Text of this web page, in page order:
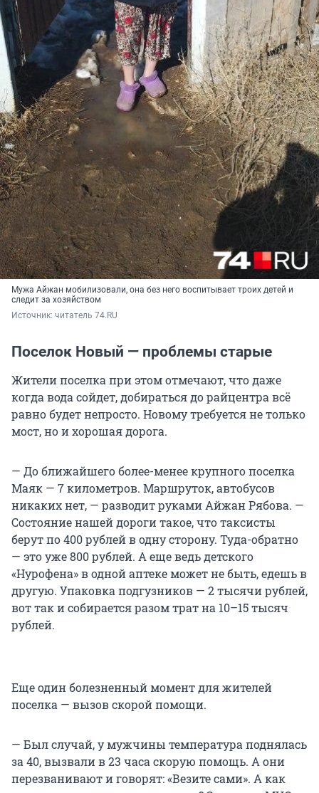
Мужа Айжан мобилизовали, она без него воспитывает троих детей и
следит за хозяйством
Источник: читатель 74.RU
Поселок Новый — проблемы старые
Жители поселка при этом отмечают, что даже
когда вода сойдет, добираться до райцентра всё
равно будет непросто. Новому требуется не только
мост, но и хорошая дорога.
— До ближайшего более-менее крупного поселка
Маяк — 7 километров. Маршруток, автобусов
никаких нет, — разводит руками Айжан Рябова. —
Состояние нашей дороги такое, что таксисты
берут по 400 рублей в одну сторону. Туда-обратно
— это уже 800 рублей. А еще ведь детского
«Нурофена» в одной аптеке может не быть, едешь в
другую. Упаковка подгузников — 2 тысячи рублей,
вот так и собирается разом трат на 10–15 тысяч
рублей.
Еще один болезненный момент для жителей
поселка — вызов скорой помощи.
— Был случай, у мужчины температура поднялась
за 40, вызвали в 23 часа скорую помощь. А они
перезванивают и говорят: «Везите сами». А как